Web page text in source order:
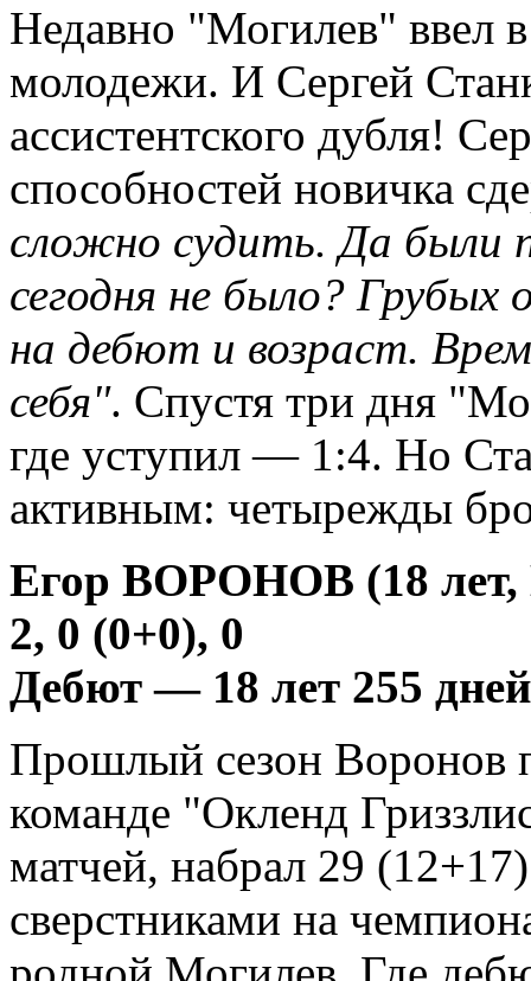
Недавно "Могилев" ввел
молодежи. И Сергей
ассистентского дубля!
способностей новичка
сложно судить. Да были
сегодня не было? Грубых
на дебют и возраст.
себя". Спустя три дня
где уступил — 1:4. Но
активным: четырежды
Егор ВОРОНОВ (18 лет,
2, 0 (0+0), 0
Дебют — 18 лет 255 дней
Прошлый сезон Воронов
команде "Окленд
матчей, набрал 29
сверстниками на